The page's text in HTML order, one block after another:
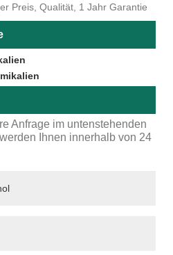
Preis, Qualität, 1 Jahr Garantie
Anfrage im untenstehenden
Ihnen innerhalb von 24